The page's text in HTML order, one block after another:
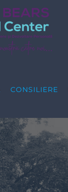
CONSILIERE